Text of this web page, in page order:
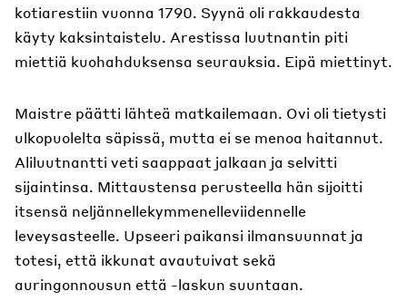
kotiarestiin vuonna 1790. Syynä oli rakkaudesta
käyty kaksintaistelu. Arestissa luutnantin piti
miettiä kuohahduksensa seurauksia. Eipä miettinyt.
Maistre päätti lähteä matkailemaan. Ovi oli tietysti
ulkopuolelta säpissä, mutta ei se menoa haitannut.
Aliluutnantti veti saappaat jalkaan ja selvitti
sijaintinsa. Mittaustensa perusteella hän sijoitti
itsensä neljännellekymmenelleviidennelle
leveysasteelle. Upseeri paikansi ilmansuunnat ja
totesi, että ikkunat avautuivat sekä
auringonnousun että -laskun suuntaan.